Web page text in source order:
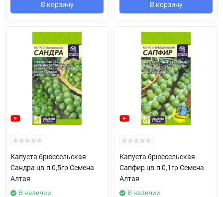
В корзину В корзину
Капуста брюссельская
Сандра цв.п 0,5гр Семена
Алтая
В наличии
Капуста брюссельская
Сапфир цв.п 0,1гр Семена
Алтая
В наличии